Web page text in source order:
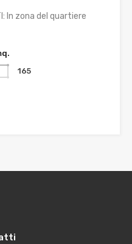
In zona del quartiere
165